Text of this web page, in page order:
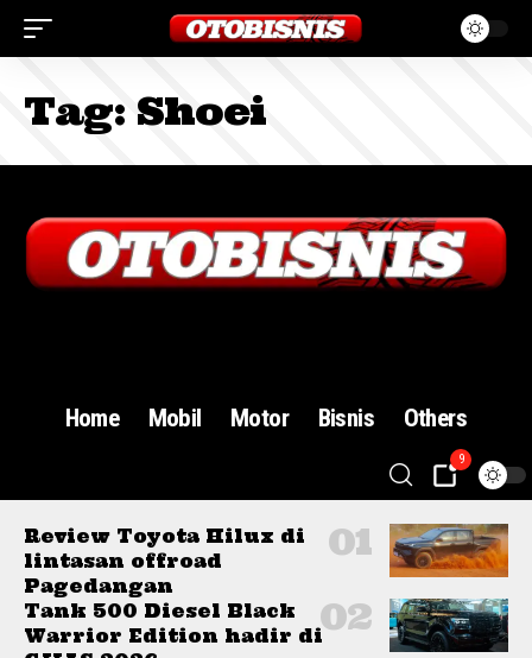
Tag: Shoei
Home Mobil Motor Bisnis Others
9
Review Toyota Hilux di
lintasan offroad
Pagedangan
Tank 500 Diesel Black
Warrior Edition hadir di